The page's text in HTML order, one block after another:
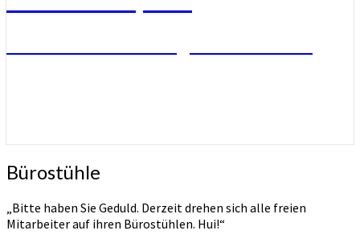
Bürostühle
Bürostühle
„Bitte haben Sie Geduld. Derzeit drehen sich alle freien
Mitarbeiter auf ihren Bürostühlen. Hui!“